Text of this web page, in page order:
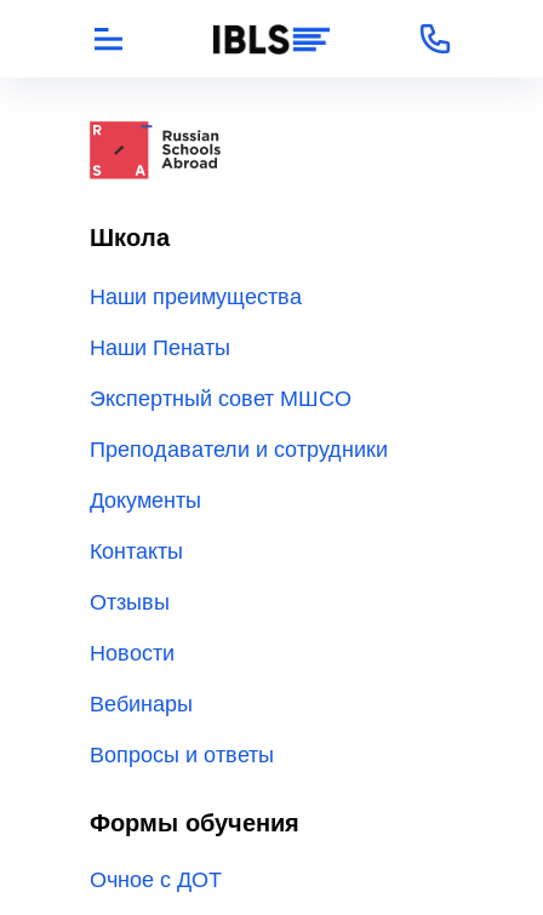
Школа
Наши преимущества
Наши Пенаты
Экспертный совет МШСО
Преподаватели и сотрудники
Документы
Контакты
Отзывы
Новости
Вебинары
Вопросы и ответы
Формы обучения
Очное с ДОТ